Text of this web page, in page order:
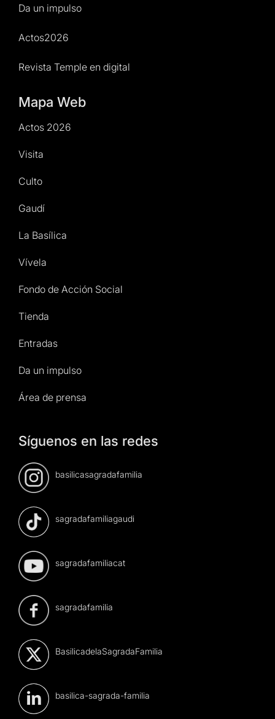
Da un impulso
Actos2026
Revista Temple en digital
Mapa Web
Actos 2026
Visita
Culto
Gaudí
La Basílica
Vívela
Fondo de Acción Social
Tienda
Entradas
Da un impulso
Área de prensa
Síguenos en las redes
basilicasagradafamilia
sagradafamiliagaudi
sagradafamiliacat
sagradafamilia
BasilicadelaSagradaFamilia
basilica-sagrada-familia